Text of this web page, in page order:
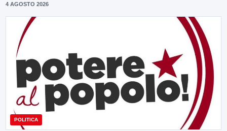
4 AGOSTO 2026
POLITICA